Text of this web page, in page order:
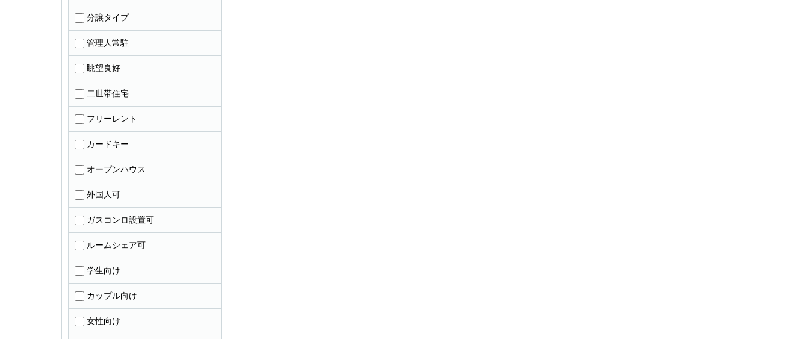
分譲タイプ
管理人常駐
眺望良好
二世帯住宅
フリーレント
カードキー
オープンハウス
外国人可
ガスコンロ設置可
ルームシェア可
学生向け
カップル向け
女性向け